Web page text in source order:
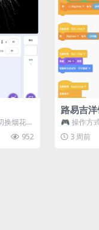
烟花类
952
路易吉
🎮 操作方
宝箱 将你...
3 周前